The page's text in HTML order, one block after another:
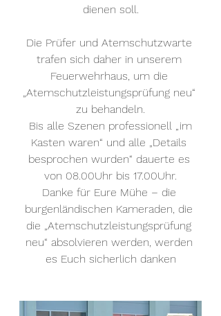
dienen soll.
Die Prüfer und Atemschutzwarte
trafen sich daher in unserem
Feuerwehrhaus, um die
„Atemschutzleistungsprüfung neu“
zu behandeln.
Kasten waren“ und alle „Details
besprochen wurden“ dauerte es
von 08.00Uhr bis 17.00Uhr.
Danke für Eure Mühe – die
burgenländischen Kameraden, die
die „Atemschutzleistungsprüfung
neu“ absolvieren werden, werden
es Euch sicherlich danken